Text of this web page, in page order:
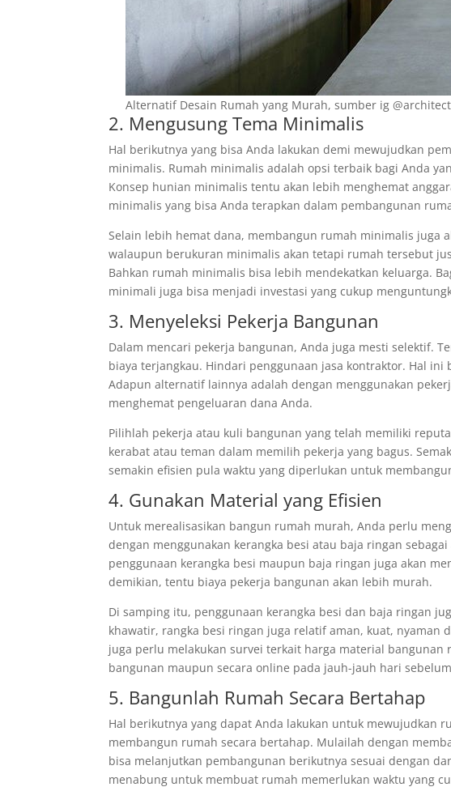
Alternatif Desain Rumah yang Murah, sumber ig
2. Mengusung Tema Minimalis
Hal berikutnya yang bisa Anda lakukan demi mewujudkan
minimalis. Rumah minimalis adalah opsi terbaik bagi Anda
Konsep hunian minimalis tentu akan lebih menghemat
minimalis yang bisa Anda terapkan dalam pembangunan
Selain lebih hemat dana, membangun rumah minimalis juga
walaupun berukuran minimalis akan tetapi rumah tersebut
Bahkan rumah minimalis bisa lebih mendekatkan keluarga.
minimali juga bisa menjadi investasi yang cukup
3. Menyeleksi Pekerja Bangunan
Dalam mencari pekerja bangunan, Anda juga mesti selektif.
biaya terjangkau. Hindari penggunaan jasa kontraktor. Hal ini
Adapun alternatif lainnya adalah dengan menggunakan
menghemat pengeluaran dana Anda.
Pilihlah pekerja atau kuli bangunan yang telah memiliki
kerabat atau teman dalam memilih pekerja yang bagus.
semakin efisien pula waktu yang diperlukan untuk
4. Gunakan Material yang Efisien
Untuk merealisasikan bangun rumah murah, Anda perlu
dengan menggunakan kerangka besi atau baja ringan
penggunaan kerangka besi maupun baja ringan juga akan
demikian, tentu biaya pekerja bangunan akan lebih murah.
Di samping itu, penggunaan kerangka besi dan baja ringan
khawatir, rangka besi ringan juga relatif aman, kuat, nyaman
juga perlu melakukan survei terkait harga material
bangunan maupun secara online pada jauh-jauh hari
5. Bangunlah Rumah Secara Bertahap
Hal berikutnya yang dapat Anda lakukan untuk mewujudkan
membangun rumah secara bertahap. Mulailah dengan
bisa melanjutkan pembangunan berikutnya sesuai dengan
menabung untuk membuat rumah memerlukan waktu yang